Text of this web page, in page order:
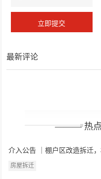
最新评论
——— 热
介入公告 ｜棚户区改造拆迁
房？
房屋拆迁